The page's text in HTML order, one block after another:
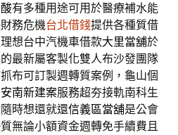
有多種用途可用於醫療補水能
務危機台北借錢提供各種質借
想台中汽機車借款大里當舖於
最新屬客製化雙人布沙發團隊
布可訂製週轉質案例，龜山個
安南新建案服務超夯接軌南科生
時想還就還信義區當舖是公會
無論小額資金週轉免手續費且